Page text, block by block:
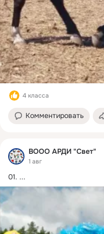
4 класса
Комментировать
ВООО АРДИ "Свет"
1 авг
01. ...